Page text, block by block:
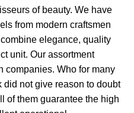
of beauty. We have
from modern craftsmen
elegance, quality
unit. Our assortment
companies. Who for many
not give reason to doubt
of them guarantee the high